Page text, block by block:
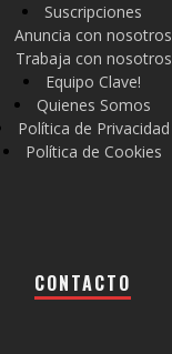
Suscripciones
Anuncia con nosotros
Trabaja con nosotros
Equipo Clave!
Quienes Somos
Política de Privacidad
Política de Cookies
CONTACTO